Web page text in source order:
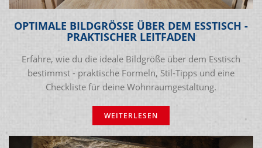
OPTIMALE BILDGRÖSSE ÜBER DEM ESSTISCH -
PRAKTISCHER LEITFADEN
Erfahre, wie du die ideale Bildgröße über dem Esstisch
bestimmst - praktische Formeln, Stil‑Tipps und eine
Checkliste für deine Wohnraumgestaltung.
WEITERLESEN